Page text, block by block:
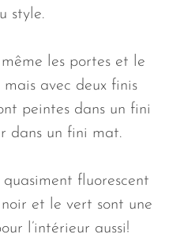
style.
les portes et le
avec deux finis
peintes dans un fini
dans un fini mat.
fluorescent
et le vert sont une
l’intérieur aussi!